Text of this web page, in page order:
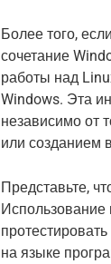
Более того,
сочетание
работы над
Windows. Эта
независимо от
или созданием
Представьте,
Использование
на языке